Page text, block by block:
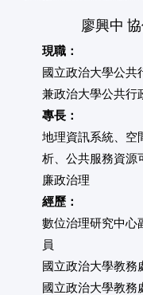
廖興中
現職：
國立政治大學公共
兼政治大學公共行
專長：
地理資訊系統、空
析、公共服務資源
廉政治理
經歷：
數位治理研究中心
員
國立政治大學教務
國立政治大學教務